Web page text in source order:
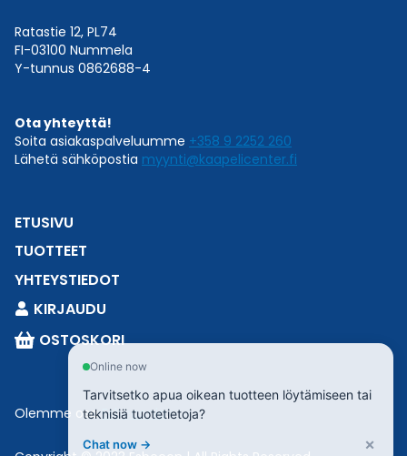
Ratastie 12, PL74
FI-03100 Nummela
Y-tunnus 0862688-4
Ota yhteyttä!
Soita asiakaspalveluumme +358 9 2252 260
Lähetä sähköpostia myynti@kaapelicenter.fi
ETUSIVU
TUOTTEET
YHTEYSTIEDOT
KIRJAUDU
OSTOSKORI
Olemme osaEsbeconia.
Online now
Tarvitsetko apua oikean tuotteen löytämiseen tai
teknisiä tuotetietoja?
Chat now → ×